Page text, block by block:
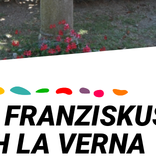
LA VERNA